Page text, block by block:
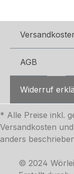
AGB
Widerruf
* Alle Preise inkl.
Versandkosten
anders
© 2024